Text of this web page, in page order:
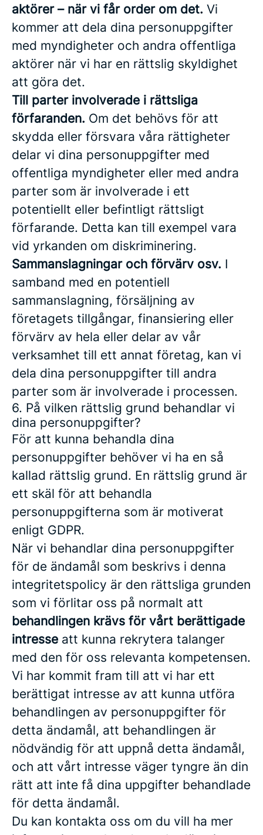
aktörer – när vi får order om det. Vi
kommer att dela dina personuppgifter
med myndigheter och andra offentliga
aktörer när vi har en rättslig skyldighet
att göra det.
Till parter involverade i rättsliga
förfaranden. Om det behövs för att
skydda eller försvara våra rättigheter
delar vi dina personuppgifter med
offentliga myndigheter eller med andra
parter som är involverade i ett
potentiellt eller befintligt rättsligt
förfarande. Detta kan till exempel vara
vid yrkanden om diskriminering.
Sammanslagningar och förvärv osv. I
samband med en potentiell
sammanslagning, försäljning av
företagets tillgångar, finansiering eller
förvärv av hela eller delar av vår
verksamhet till ett annat företag, kan vi
dela dina personuppgifter till andra
parter som är involverade i processen.
6. På vilken rättslig grund behandlar vi
dina personuppgifter?
För att kunna behandla dina
personuppgifter behöver vi ha en så
kallad rättslig grund. En rättslig grund är
ett skäl för att behandla
personuppgifterna som är motiverat
enligt GDPR.
När vi behandlar dina personuppgifter
för de ändamål som beskrivs i denna
integritetspolicy är den rättsliga grunden
som vi förlitar oss på normalt att
behandlingen krävs för vårt berättigade
intresse att kunna rekrytera talanger
med den för oss relevanta kompetensen.
Vi har kommit fram till att vi har ett
berättigat intresse av att kunna utföra
behandlingen av personuppgifter för
detta ändamål, att behandlingen är
nödvändig för att uppnå detta ändamål,
och att vårt intresse väger tyngre än din
rätt att inte få dina uppgifter behandlade
för detta ändamål.
Du kan kontakta oss om du vill ha mer